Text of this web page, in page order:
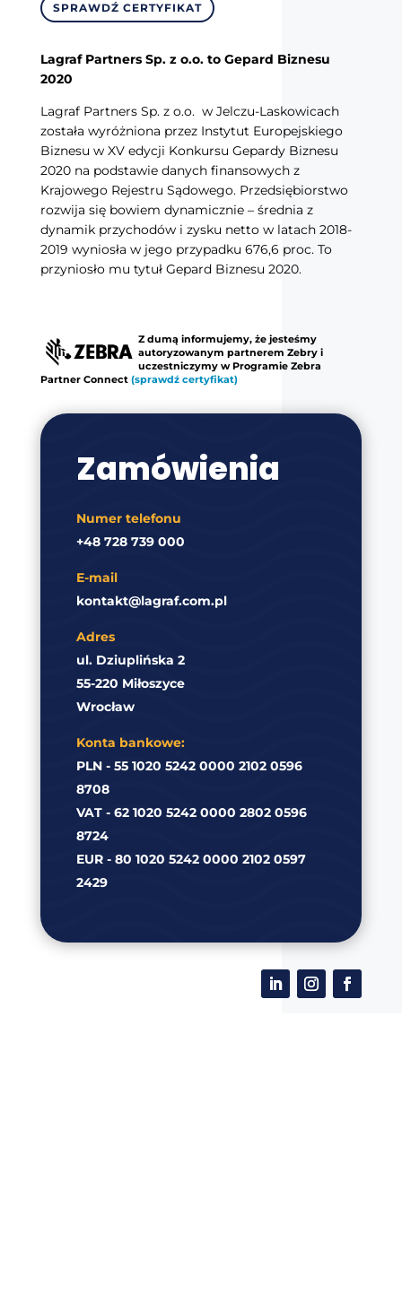
SPRAWDŹ CERTYFIKAT
Lagraf Partners Sp. z o.o. to Gepard Biznesu
2020
Lagraf Partners Sp. z o.o. w Jelczu-Laskowicach
została wyróżniona przez Instytut Europejskiego
Biznesu w XV edycji Konkursu Gepardy Biznesu
2020 na podstawie danych finansowych z
Krajowego Rejestru Sądowego. Przedsiębiorstwo
rozwija się bowiem dynamicznie – średnia z
dynamik przychodów i zysku netto w latach 2018-
2019 wyniosła w jego przypadku 676,6 proc. To
przyniosło mu tytuł Gepard Biznesu 2020.
Z dumą informujemy, że jesteśmy
autoryzowanym partnerem Zebry i
uczestniczymy w Programie Zebra
Partner Connect (sprawdź certyfikat)
Zamówienia
Numer telefonu
+48 728 739 000
E-mail
kontakt@lagraf.com.pl
Adres
ul. Dziuplińska 2
55-220 Miłoszyce
Wrocław
Konta bankowe:
PLN - 55 1020 5242 0000 2102 0596
8708
VAT - 62 1020 5242 0000 2802 0596
8724
EUR - 80 1020 5242 0000 2102 0597
2429